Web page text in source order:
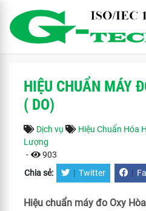
HIỆU CHUẨN MÁY
( DO)
Dịch vụ
Hiệu Chuẩn Hóa
Lượng
-
903
Chia sẻ: | Twitter |
Hiệu chuẩn máy đo Oxy